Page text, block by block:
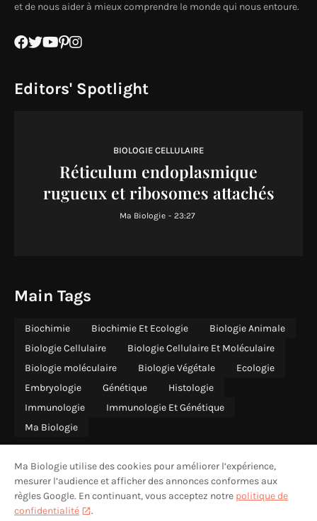
et de nous aider à mieux comprendre le monde qui nous entoure.
Editors' Spotlight
BIOLOGIE CELLULAIRE
Réticulum endoplasmique
rugueux et ribosomes attachés
Ma Biologie - 23:27
Main Tags
Biochimie Biochimie Et Ecologie
Biologie Animale
Biologie Cellulaire
Biologie Cellulaire Et Moléculaire
Biologie moléculaire
Biologie Végétale
Ecologie
Embryologie
Génétique
Histologie
Immunologie
Immunologie Et Génétique
Ma Biologie
ACCUEILQUI SOMMES-NOUSCONTACTCONFIDENTIALITÉ
MENTIONS LÉGALES
Ma Biologie utilise des cookies pour améliorer l’expérience,
mesurer l’audience et afficher des annonces conformes aux
règles Google. En continuant, vous acceptez notre politique de
confidentialité
.